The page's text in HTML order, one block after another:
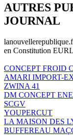
AUTRES
JOURNAL
en Constitution EURL
CONCEPT FROID
AMARI IMPORT-
ZWINA 41
DM CONCEPT
SCGV
YOUPERCUT
LA MAISON DES
BUFFEREAU